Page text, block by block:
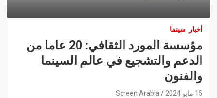
أخبار سينما
مؤسسة المورد الثقافي: 20 عاما من
الدعم والتشجيع في عالم السينما
والفنون
15 مايو 2024 Screen Arabia